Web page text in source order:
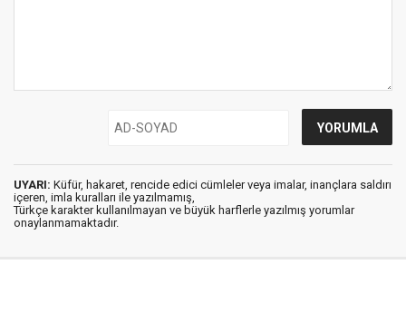
UYARI: Küfür, hakaret, rencide edici cümleler veya imalar, inançlara saldırı
içeren, imla kuralları ile yazılmamış,
Türkçe karakter kullanılmayan ve büyük harflerle yazılmış yorumlar
onaylanmamaktadır.